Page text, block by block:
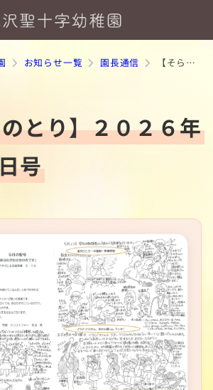
お知らせ一覧 園長通信 【そらのとり】２０２６年５月２５日号
のとり】２０２６年
号